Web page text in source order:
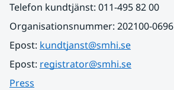
Telefon kundtjänst: 011-495 82 00
Organisationsnummer: 202100-0696
Epost: kundtjanst@smhi.se
Epost: registrator@smhi.se
Press